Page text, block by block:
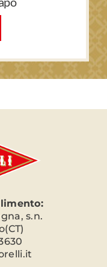
s.n.